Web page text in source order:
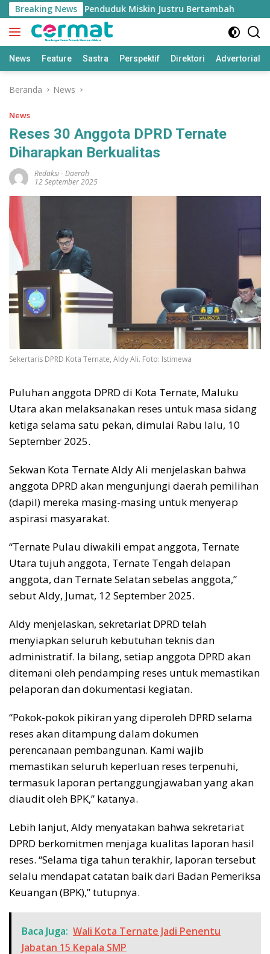
Langsung
ke
konten
Breaking News
Tinggi, Penduduk Miskin Justru Bertambah
News Feature Sastra Perspektif Direktori Advertorial
Beranda News
News
Reses 30 Anggota DPRD Ternate
Diharapkan Berkualitas
Redaksi-Daerah
12 September 2025
Sekertaris DPRD Kota Ternate, Aldy Ali. Foto: Istimewa
Puluhan anggota DPRD di Kota Ternate, Maluku
Utara akan melaksanakan reses untuk masa sidang
ketiga selama satu pekan, dimulai Rabu lalu, 10
September 2025.
Sekwan Kota Ternate Aldy Ali menjelaskan bahwa
anggota DPRD akan mengunjungi daerah pemilihan
(dapil) mereka masing-masing untuk menyerap
aspirasi masyarakat.
“Ternate Pulau diwakili empat anggota, Ternate
Utara tujuh anggota, Ternate Tengah delapan
anggota, dan Ternate Selatan sebelas anggota,”
sebut Aldy, Jumat, 12 September 2025.
Aldy menjelaskan, sekretariat DPRD telah
menyiapkan seluruh kebutuhan teknis dan
administratif. Ia bilang, setiap anggota DPRD akan
ditemani oleh pendamping reses untuk memastikan
pelaporan dan dokumentasi kegiatan.
“Pokok-pokok pikiran yang diperoleh DPRD selama
reses akan ditampung dalam dokumen
perencanaan pembangunan. Kami wajib
memastikan seluruh keperluan reses terpenuhi,
termasuk laporan pertanggungjawaban yang akan
diaudit oleh BPK,” katanya.
Lebih lanjut, Aldy menyatakan bahwa sekretariat
DPRD berkomitmen menjaga kualitas laporan hasil
reses. “Selama tiga tahun terakhir, laporan tersebut
selalu mendapat catatan baik dari Badan Pemeriksa
Keuangan (BPK),” tutupnya.
Baca Juga: Wali Kota Ternate Jadi Penentu
Jabatan 15 Kepala SMP